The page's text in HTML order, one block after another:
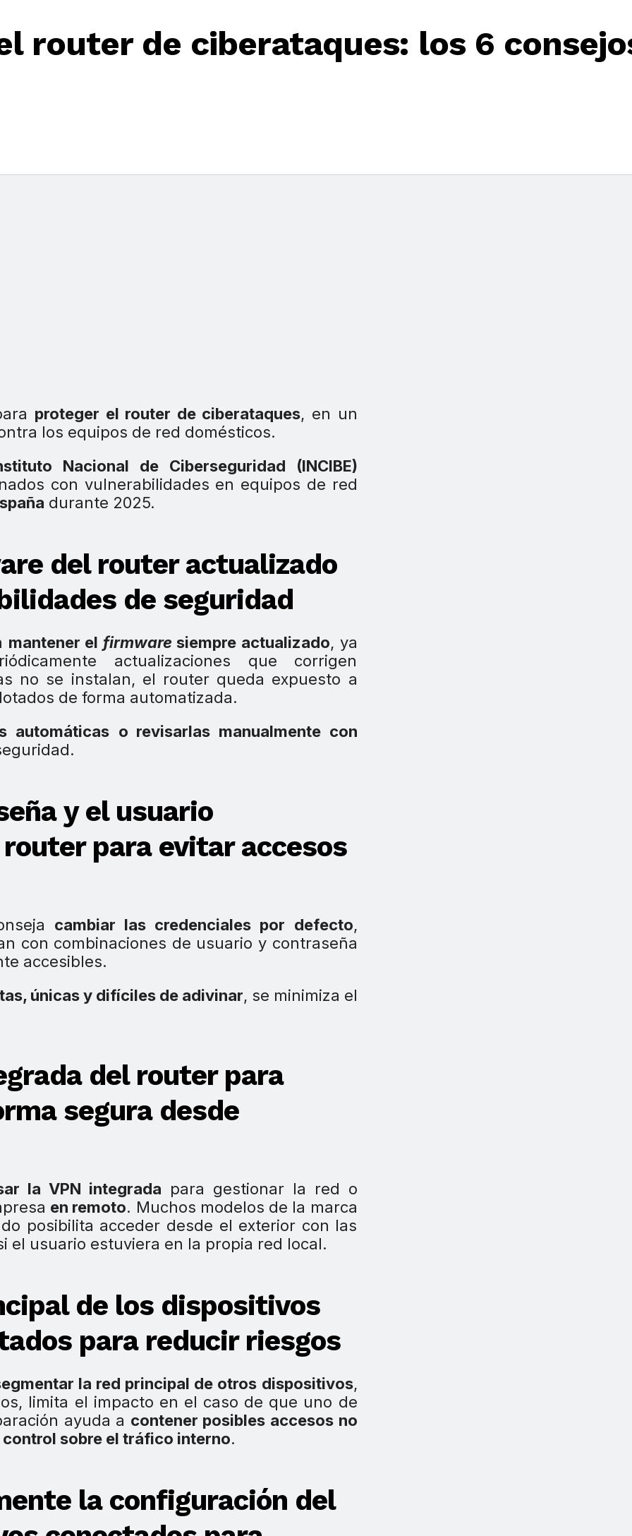
router de ciberataques: los 6
proteger el router de ciberataques, en un
los equipos de red domésticos.
Nacional de Ciberseguridad (INCIBE)
con vulnerabilidades en equipos de red
durante 2025.
del router actualizado
de seguridad
mantener el firmwaresiempre actualizado, ya
actualizaciones que corrigen
no se instalan, el router queda expuesto a
de forma automatizada.
automáticas o revisarlas manualmente con
y el usuario
para evitar accesos
cambiar las credenciales por defecto,
con combinaciones de usuario y contraseña
accesibles.
únicas y difíciles de adivinar, se minimiza el
del router para
segura desde
la VPN integrada para gestionar la red o
en remoto. Muchos modelos de la marca
posibilita acceder desde el exterior con las
el usuario estuviera en la propia red local.
de los dispositivos
para reducir riesgos
la red principal de otros dispositivos,
limita el impacto en el caso de que uno de
ayuda a contener posibles accesos no
sobre el tráfico interno.
la configuración del